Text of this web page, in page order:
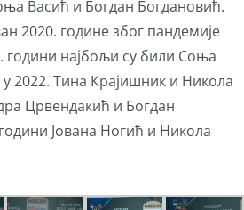
Васић и Богдан Богдановић.
2020. године због пандемије
години најбољи су били Соња
2022. Тина Крајишник и Никола
Црвендакић и Богдан
Јована Ногић и Никола